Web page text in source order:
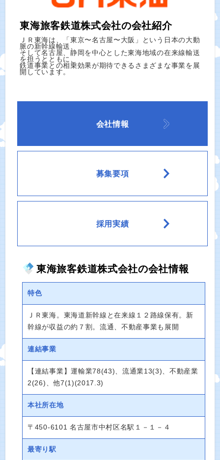
東海旅客鉄道株式会社の会社紹介
ＪＲ東海は、「東京〜名古屋〜大阪」という日本の大動
脈の新幹線輸送、
そして名古屋、静岡を中心とした東海地域の在来線輸送
を担うとともに、
鉄道事業との相乗効果が期待できるさまざまな事業を展
開しています。
会社情報
募集要項
採用実績
東海旅客鉄道株式会社の会社情報
特色
ＪＲ東海。東海道新幹線と在来線１２路線保有。新
幹線が収益の約７割。流通、不動産事業も展開
連結事業
【連結事業】運輸業78(43)、流通業13(3)、不動産業
2(26)、他7(1)(2017.3)
本社所在地
〒450-6101 名古屋市中村区名駅１－１－４
最寄り駅